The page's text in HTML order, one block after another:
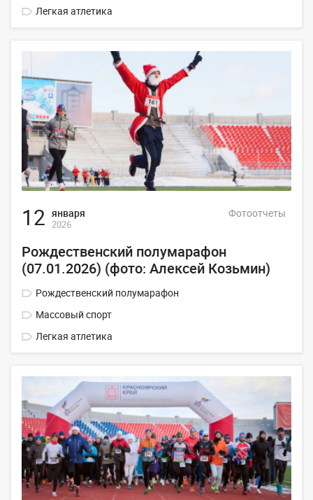
Легкая атлетика
12 января
2026
Фотоотчеты
Рождественский полумарафон
(07.01.2026) (фото: Алексей Козьмин)
Рождественский полумарафон
Массовый спорт
Легкая атлетика